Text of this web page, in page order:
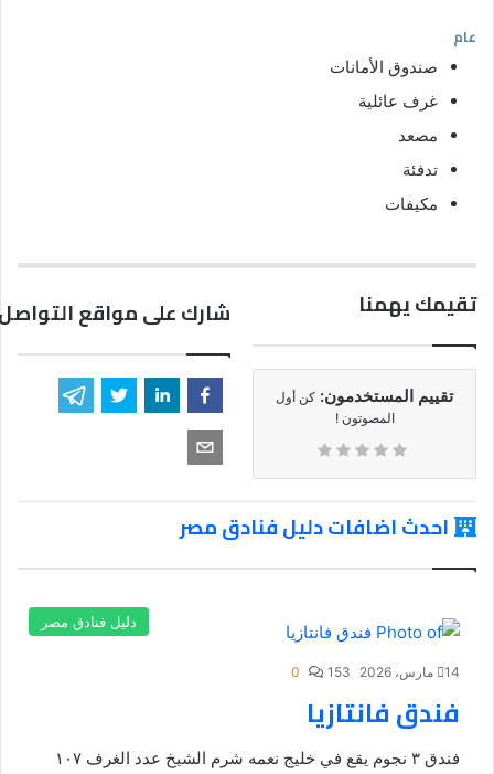
عام
صندوق الأمانات
غرف عائلية
مصعد
تدفئة
مكيفات
تقيمك يهمنا
تقييم المستخدمون: كن أول
المصوتون !
شارك على مواقع
احدث اضافات دليل فنادق مصر
دليل فنادق مصر
14 مارس، 2026 153
0
فندق فانتازيا
فندق ٣ نجوم يقع في خليج نعمه شرم الشيخ عدد الغرف ١٠٧